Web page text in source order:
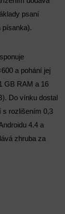
psaní
písanka).
a pohání jej
GB RAM a 16
Do vínku dostal
s rozlišením 0,3
4.4 a
zhruba za